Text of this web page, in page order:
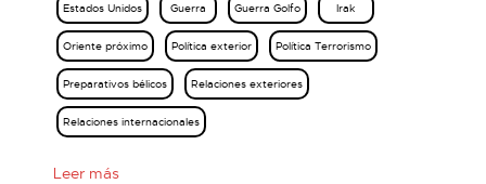
Estados Unidos Guerra Guerra Golfo Irak
Oriente próximo Política exterior Política Terrorismo
Preparativos bélicos Relaciones exteriores
Relaciones internacionales
Leer más